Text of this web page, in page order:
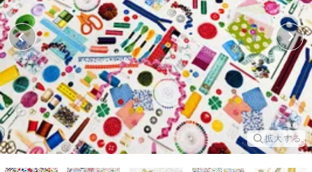
拡大する